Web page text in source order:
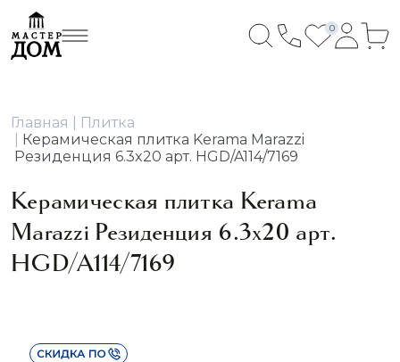
0
Главная
Плитка
Керамическая плитка Kerama Marazzi
Резиденция 6.3x20 арт. HGD/A114/7169
Керамическая плитка Kerama
Marazzi Резиденция 6.3x20 арт.
HGD/A114/7169